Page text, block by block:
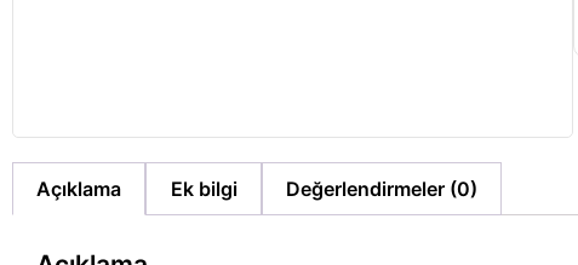
Açıklama Ek bilgi Değerlendirmeler (0)